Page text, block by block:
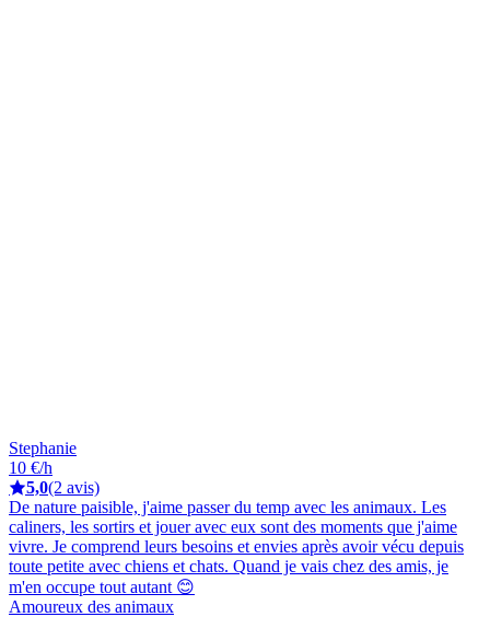
Stephanie
10 €/h
5,0(2 avis)
De nature paisible, j'aime passer du temp avec les animaux. Les
caliners, les sortirs et jouer avec eux sont des moments que j'aime
vivre. Je comprend leurs besoins et envies après avoir vécu depuis
toute petite avec chiens et chats. Quand je vais chez des amis, je
m'en occupe tout autant 😊
Amoureux des animaux